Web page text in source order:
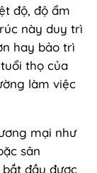
độ, độ ẩm
này duy trì
hay bảo trì
thọ của
làm việc
mại như
sân
đầu được